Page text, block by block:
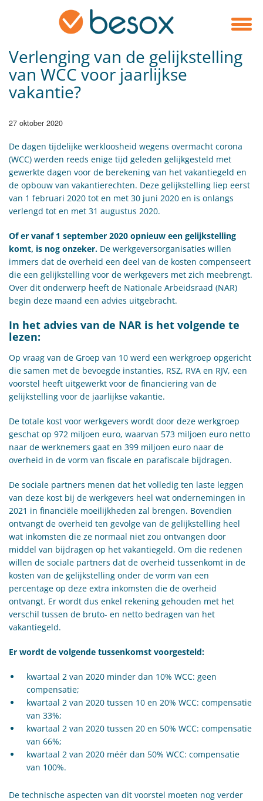
Verlenging van de gelijkstelling
van WCC voor jaarlijkse
vakantie?
27 oktober 2020
De dagen tijdelijke werkloosheid wegens overmacht corona
(WCC) werden reeds enige tijd geleden gelijkgesteld met
gewerkte dagen voor de berekening van het vakantiegeld en
de opbouw van vakantierechten. Deze gelijkstelling liep eerst
van 1 februari 2020 tot en met 30 juni 2020 en is onlangs
verlengd tot en met 31 augustus 2020.
Of er vanaf 1 september 2020 opnieuw een gelijkstelling
komt, is nog onzeker. De werkgeversorganisaties willen
immers dat de overheid een deel van de kosten compenseert
die een gelijkstelling voor de werkgevers met zich meebrengt.
Over dit onderwerp heeft de Nationale Arbeidsraad (NAR)
begin deze maand een advies uitgebracht.
In het advies van de NAR is het volgende te
lezen:
Op vraag van de Groep van 10 werd een werkgroep opgericht
die samen met de bevoegde instanties, RSZ, RVA en RJV, een
voorstel heeft uitgewerkt voor de financiering van de
gelijkstelling voor de jaarlijkse vakantie.
De totale kost voor werkgevers wordt door deze werkgroep
geschat op 972 miljoen euro, waarvan 573 miljoen euro netto
naar de werknemers gaat en 399 miljoen euro naar de
overheid in de vorm van fiscale en parafiscale bijdragen.
De sociale partners menen dat het volledig ten laste leggen
van deze kost bij de werkgevers heel wat ondernemingen in
2021 in financiële moeilijkheden zal brengen. Bovendien
ontvangt de overheid ten gevolge van de gelijkstelling heel
wat inkomsten die ze normaal niet zou ontvangen door
middel van bijdragen op het vakantiegeld. Om die redenen
willen de sociale partners dat de overheid tussenkomt in de
kosten van de gelijkstelling onder de vorm van een
percentage op deze extra inkomsten die de overheid
ontvangt. Er wordt dus enkel rekening gehouden met het
verschil tussen de bruto- en netto bedragen van het
vakantiegeld.
Er wordt de volgende tussenkomst voorgesteld:
kwartaal 2 van 2020 minder dan 10% WCC: geen
compensatie;
kwartaal 2 van 2020 tussen 10 en 20% WCC: compensatie
van 33%;
kwartaal 2 van 2020 tussen 20 en 50% WCC: compensatie
van 66%;
kwartaal 2 van 2020 méér dan 50% WCC: compensatie
van 100%.
De technische aspecten van dit voorstel moeten nog verder